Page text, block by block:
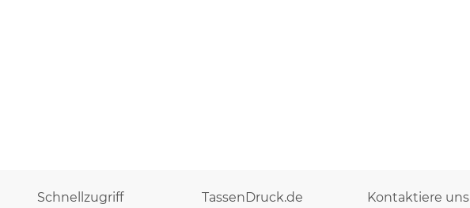
Schnellzugriff TassenDruck.de Kontaktiere uns